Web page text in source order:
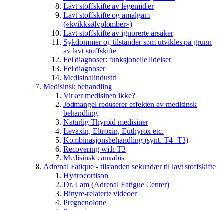
Lavt stoffskifte av legemidler
Lavt stoffskifte og amalgam
(«kvikksølvplomber»)
Lavt stoffskifte av ignorerte årsaker
Sykdommer og tilstander som utvikles på grunn
av lavt stoffskifte
Feildiagnoser: funksjonelle lidelser
Feildiagnoser
Medisinalindustri
Medisinsk behandling
Virker medisinen ikke?
Jodmangel reduserer effekten av medisinsk
behandling
Naturlig Thyroid medisiner
Levaxin, Eltroxin, Euthyrox etc.
Kombinasjonsbehandling (synt. T4+T3)
Recovering with T3
Medisinsk cannabis
Adrenal Fatique - tilstanden sekundær til lavt stoffskifte
Hydrocortison
Dr. Lam (Adrenal Fatigue Center)
Binyre-relaterte videoer
Pregnenolone